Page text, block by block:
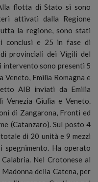
flotta di Stato si sono
attivati dalla Regione
la regione, sono stati
conclusi e 25 in fase di
provinciali dei Vigili del
intervento sono presenti 5
Emilia Romagna e
AIB inviati da Emilia
Venezia Giulia e Veneto.
di Zangarona, Fronti ed
(Catanzaro). Sul posto 4
di 20 unità e 9 mezzi
spegnimento. Ha operato
Nel Crotonese al
della Catena, per